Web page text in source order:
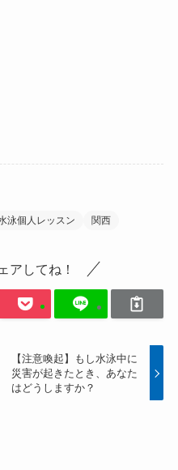
泳個人レッスン 関西
アしてね！
【注意喚起】もし水泳中に
災害が起きたとき、あなた
はどうしますか？